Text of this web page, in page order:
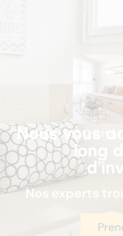
VOUS
Nous vous
long
Nos experts